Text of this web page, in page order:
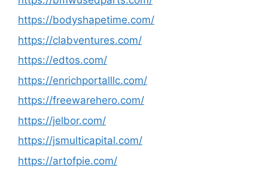
https://bodyshapetime.com/
https://clabventures.com/
https://edtos.com/
https://enrichportalllc.com/
https://freewarehero.com/
https://jelbor.com/
https://jsmulticapital.com/
https://artofpie.com/